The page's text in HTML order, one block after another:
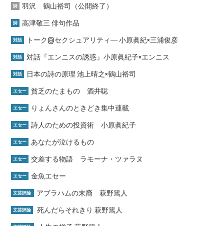
詩 羽沢 鶴山裕司（公開終了）
詩 高津敬三 俳句作品
対話 トーク@セクシュアリティ― 小原眞紀×三浦俊彦
対話 対話『エンニスの誘惑』小原眞紀子×エンニス
対話 日本の詩の原理 池上晴之×鶴山裕司
エセー 貧乏のたまもの 酒井聡
エセー りょんさんのときどき集中連載
エセー 詩人のための投資術 小原眞紀子
エセー あなたが泣けるもの
エセー 交差する物語 ラモーナ・ツァラヌ
エセー 金魚エセー
文芸評論 アブラハムの末裔 萩野篤人
文芸評論 死んだらそれきり 萩野篤人